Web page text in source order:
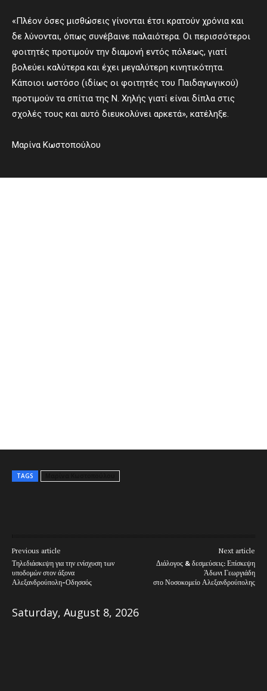
«Πλέον όσες μισθώσεις γίνονται έτσι κρατούν χρόνια και
δε λύνονται, όπως συνέβαινε παλαιότερα. Οι περισσότεροι
φοιτητές προτιμούν την διαμονή εντός πόλεως, γιατί
βολεύει καλύτερα και έχει μεγαλύτερη κινητικότητα.
Κάποιοι ωστόσο (ιδίως οι φοιτητές του Παιδαγωγικού)
προτιμούν τα σπίτια της Ν. Χηλής γιατί είναι δίπλα στις
σχολές τους και αυτό διευκολύνει αρκετά», κατέληξε.
Μαρίνα Κωστοπούλου
TAGS
Previous article
Τηλεδιάσκεψη για την ενίσχυση των
υποδομών στον άξονα
Αλεξανδρούπολη-Οδησσός
Next article
Διάλογος & δεσμεύσεις: Επίσκεψη
Άδωνι Γεωργιάδη
στο Νοσοκομείο Αλεξανδρούπολης
Saturday, August 8, 2026